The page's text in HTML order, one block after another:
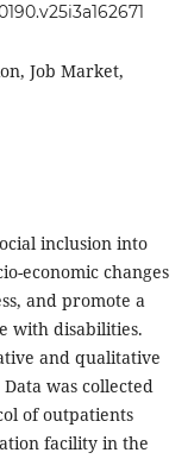
Job Market,
inclusion into
economic changes
and promote a
with disabilities.
and qualitative
was collected
of outpatients
facility in the